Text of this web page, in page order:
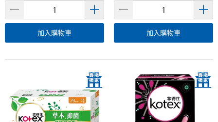
加入購物車 加入購物車